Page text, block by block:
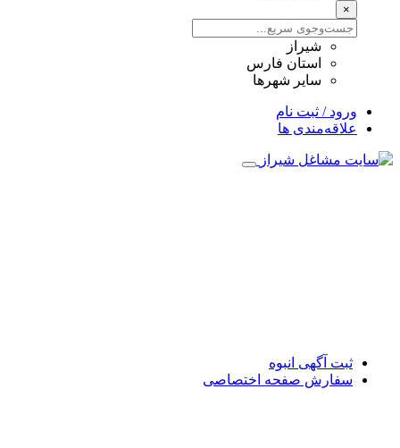
×
شیراز
استان فارس
سایر شهرها
ورود / ثبت نام
علاقه‌مندی ها
ثبت آگهی انبوه
سفارش صفحه اختصاصی